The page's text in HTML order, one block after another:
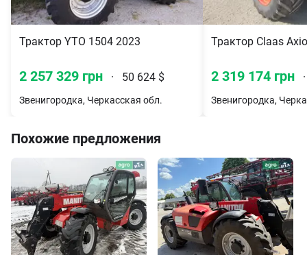
Трактор YTO 1504 2023
2 257 329 грн · 50 624 $
Звенигородка, Черкасская обл.
Трактор Claas
2 319 174 грн ·
Звенигородка,
Похожие предложения